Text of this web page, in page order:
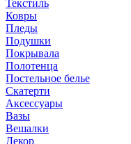
Текстиль
Ковры
Пледы
Подушки
Покрывала
Полотенца
Постельное белье
Скатерти
Аксессуары
Вазы
Вешалки
Декор